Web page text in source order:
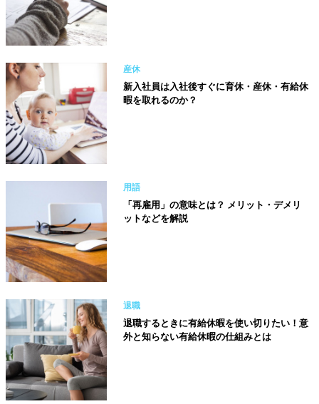
産休
新入社員は入社後すぐに育休・産休・有給休
暇を取れるのか？
用語
「再雇用」の意味とは？ メリット・デメリ
ットなどを解説
退職
退職するときに有給休暇を使い切りたい！意
外と知らない有給休暇の仕組みとは